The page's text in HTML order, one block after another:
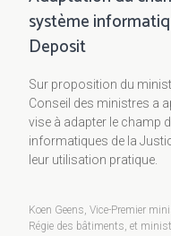
système
Deposit
Sur proposition du
Conseil des ministres a
vise à adapter le champ
informatiques de la
leur utilisation pratique.
Koen Geens, Vice-Premier
Régie des bâtiments, et